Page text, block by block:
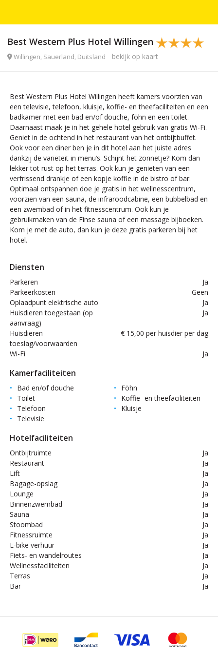
Best Western Plus Hotel Willingen
Willingen, Sauerland, Duitsland bekijk op kaart
Best Western Plus Hotel Willingen heeft kamers voorzien van
een televisie, telefoon, kluisje, koffie- en theefaciliteiten en een
badkamer met een bad en/of douche, föhn en een toilet.
Daarnaast maak je in het gehele hotel gebruik van gratis Wi-Fi.
Geniet in de ochtend in het restaurant van het ontbijtbuffet.
Ook voor een diner ben je in dit hotel aan het juiste adres
dankzij de variëteit in menu’s. Schijnt het zonnetje? Kom dan
lekker tot rust op het terras. Ook kun je genieten van een
verfrissend drankje of een kopje koffie in de bistro of bar.
Optimaal ontspannen doe je gratis in het wellnesscentrum,
voorzien van een sauna, de infraroodcabine, een bubbelbad en
een zwembad of in het fitnesscentrum. Ook kun je
gebruikmaken van de Finse sauna of een massage bijboeken.
Kom je met de auto, dan kun je deze gratis parkeren bij het
hotel.
Diensten
Parkeren
Ja
Parkeerkosten
Geen
Oplaadpunt elektrische auto
Ja
Huisdieren toegestaan (op
aanvraag)
Ja
Huisdieren
toeslag/voorwaarden
€ 15,00 per huisdier per dag
Wi-Fi Ja
Kamerfaciliteiten
Bad en/of douche
Föhn
Toilet
Koffie- en theefaciliteiten
Telefoon
Kluisje
Televisie
Hotelfaciliteiten
Ontbijtruimte
Ja
Restaurant
Ja
Lift
Ja
Bagage-opslag
Ja
Lounge
Ja
Binnenzwembad
Ja
Sauna
Ja
Stoombad
Ja
Fitnessruimte
Ja
E-bike verhuur
Ja
Fiets- en wandelroutes
Ja
Wellnessfaciliteiten
Ja
Terras
Ja
Bar
Ja